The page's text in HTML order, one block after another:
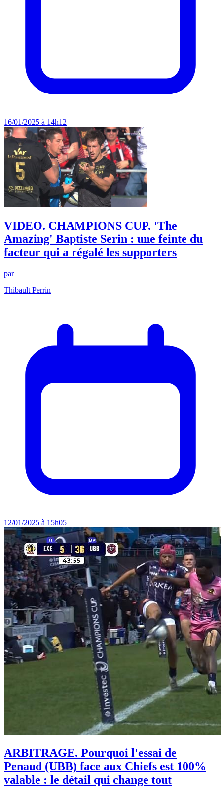
16/01/2025 à 14h12
VIDEO. CHAMPIONS CUP. 'The
Amazing' Baptiste Serin : une feinte du
facteur qui a régalé les supporters
par
Thibault Perrin
12/01/2025 à 15h05
ARBITRAGE. Pourquoi l'essai de
Penaud (UBB) face aux Chiefs est 100%
valable : le détail qui change tout